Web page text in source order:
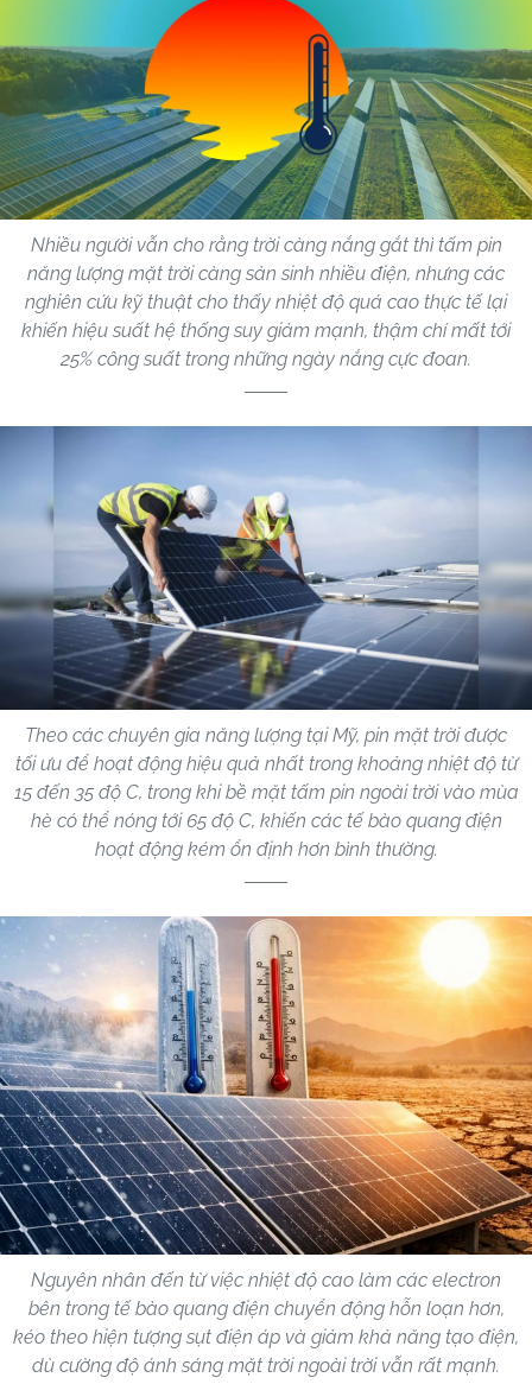
Nhiều người vẫn cho rằng trời càng nắng gắt thì tấm pin
năng lượng mặt trời càng sản sinh nhiều điện, nhưng các
nghiên cứu kỹ thuật cho thấy nhiệt độ quá cao thực tế lại
khiến hiệu suất hệ thống suy giảm mạnh, thậm chí mất tới
25% công suất trong những ngày nắng cực đoan.
Theo các chuyên gia năng lượng tại Mỹ, pin mặt trời được
tối ưu để hoạt động hiệu quả nhất trong khoảng nhiệt độ từ
15 đến 35 độ C, trong khi bề mặt tấm pin ngoài trời vào mùa
hè có thể nóng tới 65 độ C, khiến các tế bào quang điện
hoạt động kém ổn định hơn bình thường.
Nguyên nhân đến từ việc nhiệt độ cao làm các electron
bên trong tế bào quang điện chuyển động hỗn loạn hơn,
kéo theo hiện tượng sụt điện áp và giảm khả năng tạo điện,
dù cường độ ánh sáng mặt trời ngoài trời vẫn rất mạnh.